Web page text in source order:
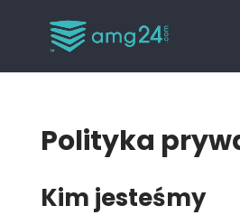
Polityka
Kim jesteśmy